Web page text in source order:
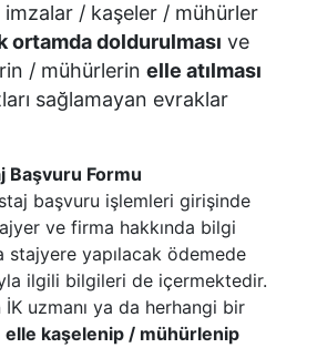
imzalar / kaşeler / mühürler
ortamda doldurulması ve
/ mühürlerin elle atılması
sağlamayan evraklar
Başvuru Formu
başvuru işlemleri girişinde
ve firma hakkında bilgi
stajyere yapılacak ödemede
ilgili bilgileri de içermektedir.
İK uzmanı ya da herhangi bir
elle kaşelenip / mühürlenip